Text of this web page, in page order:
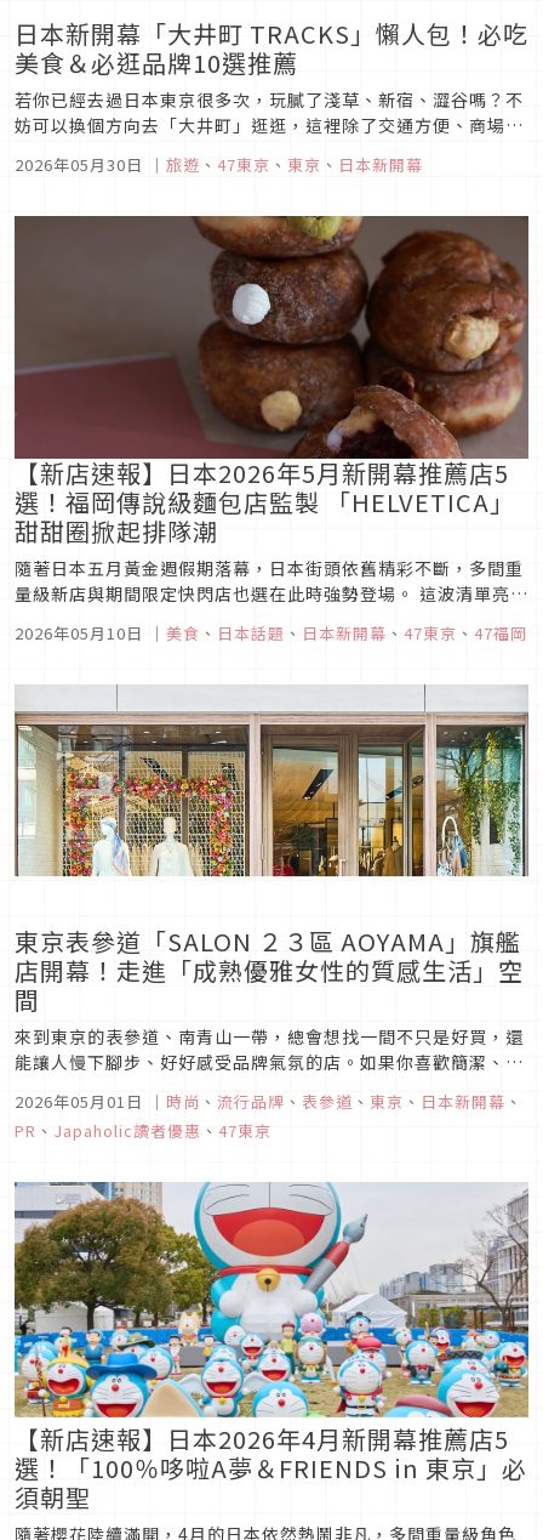
日本新開幕「大井町 TRACKS」懶人包！必吃
美食＆必逛品牌10選推薦
若你已經去過日本東京很多次，玩膩了淺草、新宿、澀谷嗎？不
妨可以換個方向去「大井町」逛逛，這裡除了交通方便、商場集
一出站就是商場、影院、飯店，現在就來這個全新商業區一探究
2026年05月30日 ｜ 旅遊 、 47東京 、 東京 、 日本新開幕
【新店速報】日本2026年5月新開幕推薦店5
選！福岡傳說級麵包店監製 「HELVETICA」
甜甜圈掀起排隊潮
隨著日本五月黃金週假期落幕，日本街頭依舊精彩不斷，多間重
量級新店與期間限定快閃店也選在此時強勢登場。 這波清單亮點
道才能一嚐其美味的「生乳派」也現身東京車站。此外，還有澀
2026年05月10日 ｜ 美食 、 日本話題 、 日本新開幕 、 47東京 、 47福岡
東京表參道「SALON ２３區 AOYAMA」旗艦
店開幕！走進「成熟優雅女性的質感生活」空
間
來到東京的表參道、南青山一帶，總會想找一間不只是好買，還
能讓人慢下腳步、好好感受品牌氣氛的店。如果你喜歡簡潔、有
開幕的「SALON ２３區 AOYAMA」，很值得排進旅途中的逛街
清單。
2026年05月01日 ｜ 時尚 、 流行品牌 、 表參道 、 東京 、 日本新開幕 、
PR 、 Japaholic讀者優惠 、 47東京
【新店速報】日本2026年4月新開幕推薦店5
選！「100％哆啦A夢＆FRIENDS in 東京」必
須朝聖
隨著櫻花陸續滿開，4月的日本依然熱鬧非凡，多間重量級角色